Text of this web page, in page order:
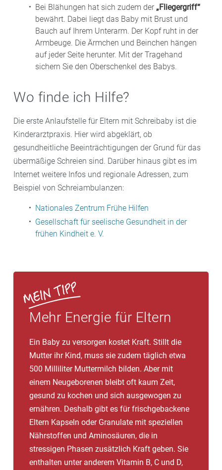
Bei Blähungen hat sich zudem der „Fliegergriff“
bewährt. Dabei liegt das Baby mit Brust und
Bauch auf Ihrem Unterarm. Der Kopf ruht in der
Armbeuge. Die Ärmchen und Beinchen hängen
auf jeder Seite herunter. Mit der Tragehand
sichern Sie den Oberschenkel des Babys.
Wo finde ich Hilfe?
Die erste Anlaufstelle für Eltern mit Schreibaby ist die
Kinderarztpraxis. Hier wird abgeklärt, ob
gesundheitliche Beeinträchtigungen der Grund für das
übermäßige Schreien sind. Darüber hinaus gibt es im
Internet weitere Infos und regionale Adressen, zum
Beispiel von Schreiambulanzen:
Nationales Zentrum Frühe Hilfen
Gesellschaft für seelische Gesundheit in der
frühen Kindheit e. V.
Mehr Energie für Eltern
Ein Baby zu versorgen kostet Kraft. Stillt die
Mutter ihr Kind, muss sie zudem täglich etwa
500 Milliliter Muttermilch bilden. Aber mit
einem Neugeborenen bleibt oft kaum Zeit,
gesund zu kochen und sich ausgewogen zu
ernähren. Deshalb gibt es für frischgebackene
Eltern Kapseln oder Granulate mit speziellen
Nährstoffen und Aminosäuren, die in
stressigen Phasen zusätzlich Kraft geben. Sie
enthalten unter anderem Vitamin B, C und D,